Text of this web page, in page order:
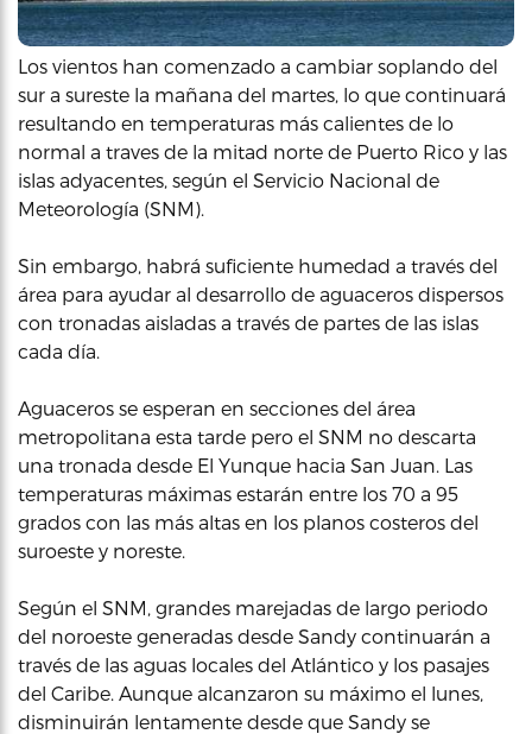
Los vientos han comenzado a cambiar soplando del
sur a sureste la mañana del martes, lo que continuará
resultando en temperaturas más calientes de lo
normal a traves de la mitad norte de Puerto Rico y las
islas adyacentes, según el Servicio Nacional de
Meteorología (SNM).
Sin embargo, habrá suficiente humedad a través del
área para ayudar al desarrollo de aguaceros dispersos
con tronadas aisladas a través de partes de las islas
cada día.
Aguaceros se esperan en secciones del área
metropolitana esta tarde pero el SNM no descarta
una tronada desde El Yunque hacia San Juan. Las
temperaturas máximas estarán entre los 70 a 95
grados con las más altas en los planos costeros del
suroeste y noreste.
Según el SNM, grandes marejadas de largo periodo
del noroeste generadas desde Sandy continuarán a
través de las aguas locales del Atlántico y los pasajes
del Caribe. Aunque alcanzaron su máximo el lunes,
disminuirán lentamente desde que Sandy se